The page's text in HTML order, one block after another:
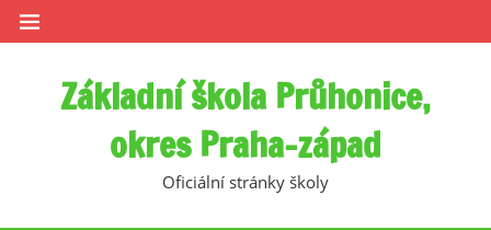
Skip
to
Základní škola Průhonice,
okres Praha-západ
Oficiální stránky školy